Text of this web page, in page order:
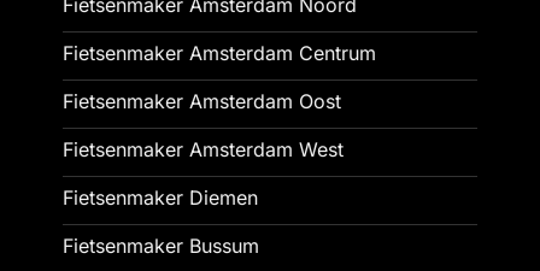
Fietsenmaker Amsterdam Noord
Fietsenmaker Amsterdam Centrum
Fietsenmaker Amsterdam Oost
Fietsenmaker Amsterdam West
Fietsenmaker Diemen
Fietsenmaker Bussum